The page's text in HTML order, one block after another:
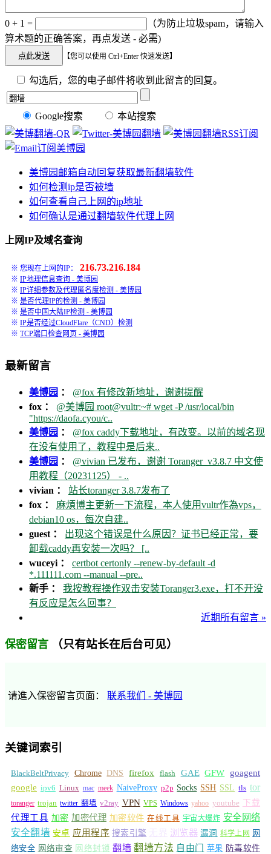
0 + 1 =
（为防止垃圾spam，请输入
算术题的正确答案，再点发送 - 必需)
【您可以使用 Ctrl+Enter 快速发送】
勾选后，您的电子邮件将收到此留言的回复。
Google搜索 本站搜索
美博园邮箱自动回复获取最新翻墙软件
如何检测ip是否被墙
如何查看自己上网的ip地址
如何确认是通过翻墙软件代理上网
上网IP及域名查询
※ 您现在上网的IP： 216.73.216.184
※ IP地理信息查询 - 美博园
※ IP详细参数及代理匿名度检测 - 美博园
※ 是否代理IP的检测 - 美博园
※ 是否中国大陆IP检测 - 美博园
※ IP是否经过CloudFlare（CND）检测
※ TCP端口检查网页 - 美博园
最新留言
美博园 ： @fox 有修改新地址，谢谢提醒
fox ： @美博园 root@vultr:~# wget -P /usr/local/bin
"https://daofa.cyou/c..
美博园 ： @fox caddy下载地址，有改变。以前的域名现
在没有使用了，教程中是后来..
美博园 ： @vivian 已发布，谢谢 Toranger_v3.8.7 中文使
用教程（20231125） - ..
vivian ： 站长toranger 3.8.7发布了
fox ： 麻煩博主更新一下流程，本人使用vultr作為vps，
debian10 os，每次自建..
guest ： 出现这个错误是什么原因？证书已经正常，要
卸载caddy再安装一次吗？ [..
wuceyi ： certbot certonly --renew-by-default -d
*.111111.com --manual --pre..
新手 ： 我按教程操作双击安装Toranger3.exe，打不开没
有反应是怎么回事？
近期所有留言 »
保密留言 （只有站长在后台可见）
请進入保密留言页面： 联系我们 - 美博园
关键词索引
BlackBeltPrivacy Chrome DNS firefox flash GAE GFW
goagent
google ipv6 Linux mac meek NaiveProxy p2p Socks SSH SSL tls tor
toranger trojan twitter 翻墙 v2ray VPN VPS Windows yahoo youtube 下载
代理工具 加密 加密代理 加密软件 在线工具 宇宙大爆炸 安全网络
安全翻墙 安卓 应用程序 搜索引擎 无界 浏览器 漏洞 科学上网 网
络安全 网络审查 网络封锁 翻墙 翻墙方法 自由门 苹果 防毒软件